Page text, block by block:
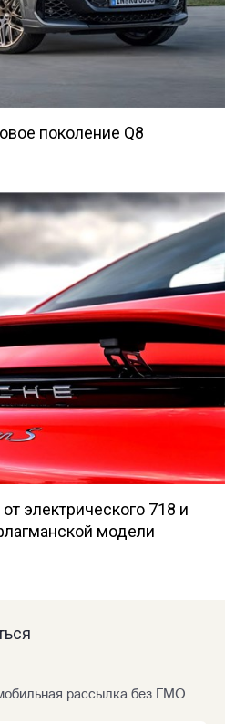
поколение Q8
электрического 718 и
модели
рассылка без ГМО